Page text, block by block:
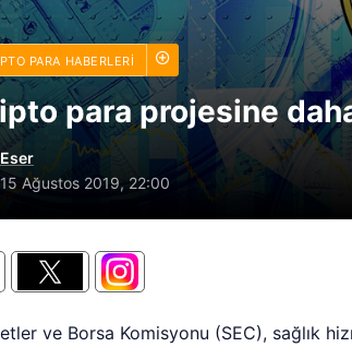
PARA HABERLERI
para projesine
15 Ağustos 2019, 22:00
ve Borsa Komisyonu (SEC), sağlık
sürüyor: Analistlere göre
2026 BTC çöküşü neden
sınırlı kalabilir?